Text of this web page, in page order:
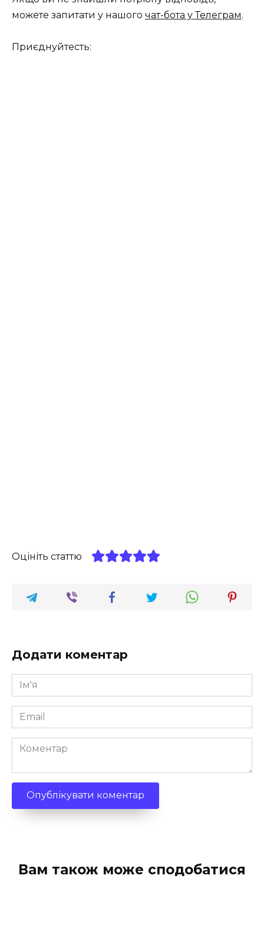
можете запитати у нашого чат-бота у Телеграм.
Приєднуйтесть:
Оцініть статтю
Додати коментар
Ім'я
*
Email
*
Коментар
Вам також може сподобатися